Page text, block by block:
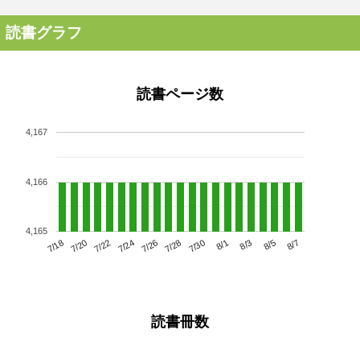
読書グラフ
読書ページ数
7/18 7/20 7/22 7/24 7/26 7/28 7/30 8/1 8/3 8/5 8/7
4,165
4,166
4,167
読書冊数